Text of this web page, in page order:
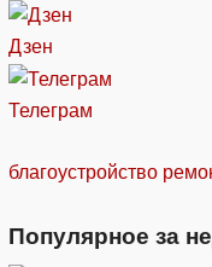
Дзен
Телеграм
благоустройство
Популярное за